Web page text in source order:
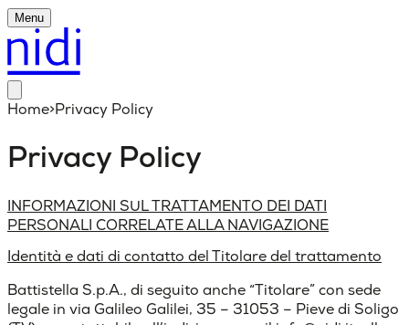
Menu
Home>Privacy Policy
Privacy Policy
INFORMAZIONI SUL TRATTAMENTO DEI DATI
PERSONALI CORRELATE ALLA NAVIGAZIONE
Identità e dati di contatto del Titolare del trattamento
Battistella S.p.A., di seguito anche “Titolare” con sede
legale in via Galileo Galilei, 35 – 31053 – Pieve di Soligo